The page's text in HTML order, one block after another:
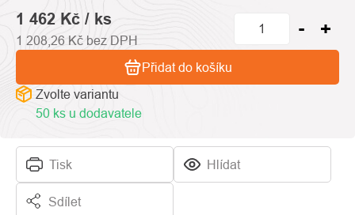
Tisk Hlídat
Sdílet
1 462 Kč / ks
1 208,26 Kč bez DPH
Zvolte variantu
50 ks u dodavatele
Přidat do košíku